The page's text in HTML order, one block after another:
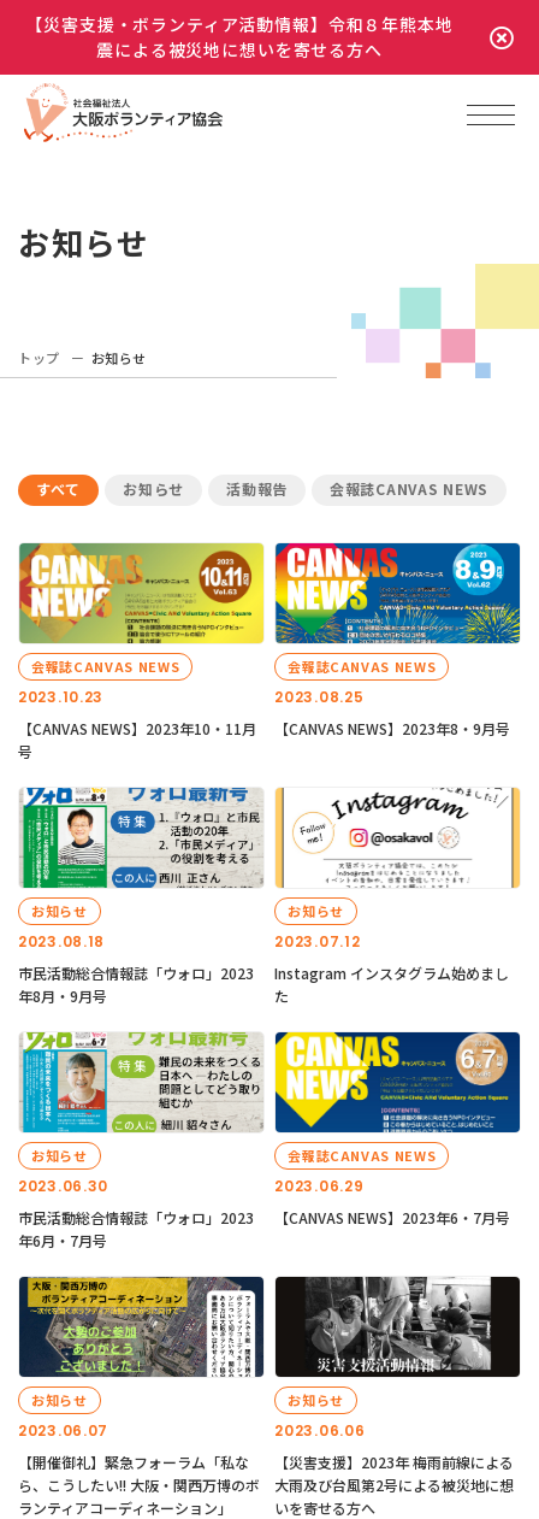
【災害支援・ボランティア活動情報】令和８年熊本地
震による被災地に想いを寄せる方へ
お知らせ
トップ お知らせ
すべて お知らせ 活動報告 会報誌CANVAS NEWS
2023.10.23
会報誌CANVAS NEWS
【CANVAS NEWS】2023年10・11月
号
2023.08.25
会報誌CANVAS NEWS
【CANVAS NEWS】2023年8・9月号
2023.08.18
お知らせ
市民活動総合情報誌「ウォロ」2023
年8月・9月号
2023.07.12
お知らせ
Instagram インスタグラム始めまし
た
2023.06.30
お知らせ
市民活動総合情報誌「ウォロ」2023
年6月・7月号
2023.06.29
会報誌CANVAS NEWS
【CANVAS NEWS】2023年6・7月号
2023.06.07
お知らせ
【開催御礼】緊急フォーラム「私な
ら、こうしたい!! 大阪・関西万博のボ
ランティアコーディネーション」
2023.06.06
お知らせ
【災害支援】2023年 梅雨前線による
大雨及び台風第2号による被災地に想
いを寄せる方へ